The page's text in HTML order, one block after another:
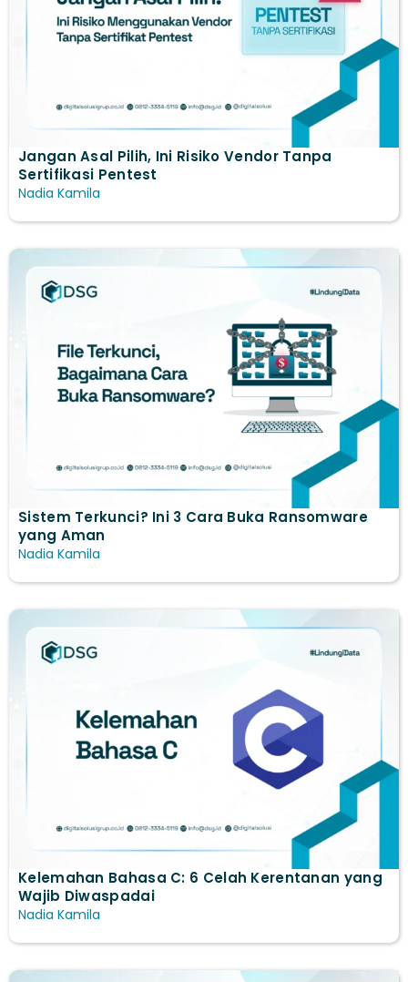
Jangan Asal Pilih, Ini Risiko Vendor Tanpa
Sertifikasi Pentest
Nadia Kamila
Sistem Terkunci? Ini 3 Cara Buka Ransomware
yang Aman
Nadia Kamila
Kelemahan Bahasa C: 6 Celah Kerentanan yang
Wajib Diwaspadai
Nadia Kamila